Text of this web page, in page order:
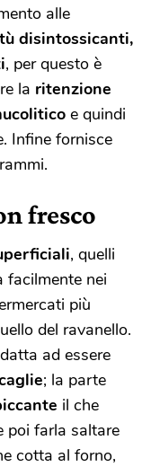
alle
disintossicanti,
, per questo è
la ritenzione
e quindi
Infine fornisce
fresco
, quelli
facilmente nei
più
del ravanello.
ad essere
; la parte
il che
poi farla saltare
cotta al forno,